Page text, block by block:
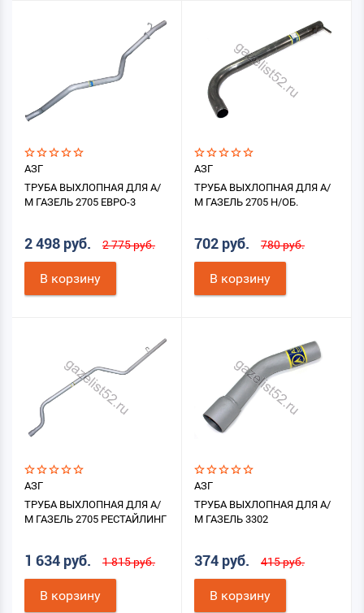
АЗГ
ТРУБА ВЫХЛОПНАЯ ДЛЯ А/
М ГАЗЕЛЬ 2705 ЕВРО-3
2 498 руб. 2 775 руб.
В корзину
АЗГ
ТРУБА ВЫХЛОПНАЯ ДЛЯ А/
М ГАЗЕЛЬ 2705 Н/ОБ.
702 руб. 780 руб.
В корзину
АЗГ
ТРУБА ВЫХЛОПНАЯ ДЛЯ А/
М ГАЗЕЛЬ 2705 РЕСТАЙЛИНГ
1 634 руб. 1 815 руб.
В корзину
АЗГ
ТРУБА ВЫХЛОПНАЯ ДЛЯ А/
М ГАЗЕЛЬ 3302
374 руб. 415 руб.
В корзину